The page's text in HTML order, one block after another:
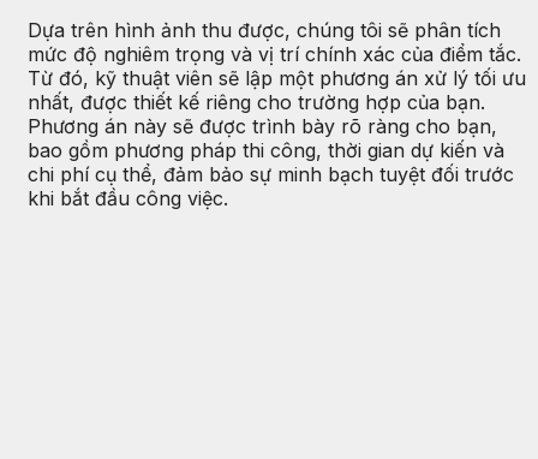
Dựa trên hình ảnh thu được, chúng tôi sẽ phân tích
mức độ nghiêm trọng và vị trí chính xác của điểm tắc.
Từ đó, kỹ thuật viên sẽ lập một phương án xử lý tối ưu
nhất, được thiết kế riêng cho trường hợp của bạn.
Phương án này sẽ được trình bày rõ ràng cho bạn,
bao gồm phương pháp thi công, thời gian dự kiến và
chi phí cụ thể, đảm bảo sự minh bạch tuyệt đối trước
khi bắt đầu công việc.